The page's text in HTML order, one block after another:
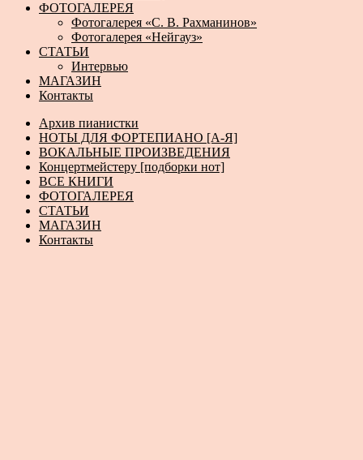
ФОТОГАЛЕРЕЯ
Фотогалерея «С. В. Рахманинов»
Фотогалерея «Нейгауз»
СТАТЬИ
Интервью
МАГАЗИН
Контакты
Архив пианистки
НОТЫ ДЛЯ ФОРТЕПИАНО [А-Я]
ВОКАЛЬНЫЕ ПРОИЗВЕДЕНИЯ
Концертмейстеру [подборки нот]
ВСЕ КНИГИ
ФОТОГАЛЕРЕЯ
СТАТЬИ
МАГАЗИН
Контакты